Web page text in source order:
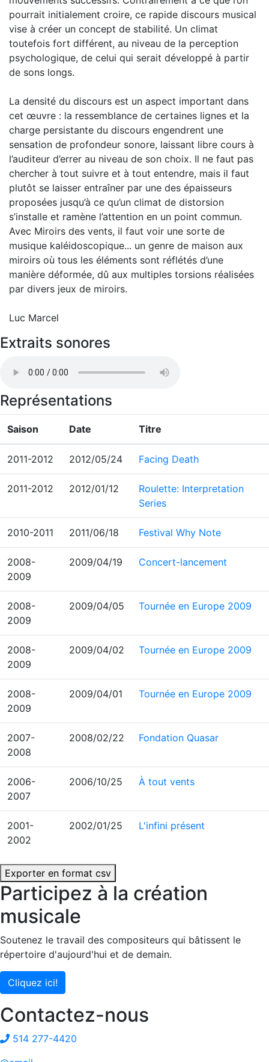
pourrait initialement croire, ce rapide discours musical
vise à créer un concept de stabilité. Un climat
toutefois fort différent, au niveau de la perception
psychologique, de celui qui serait développé à partir
de sons longs.
La densité du discours est un aspect important dans
cet œuvre : la ressemblance de certaines lignes et la
charge persistante du discours engendrent une
sensation de profondeur sonore, laissant libre cours à
l’auditeur d’errer au niveau de son choix. Il ne faut pas
chercher à tout suivre et à tout entendre, mais il faut
plutôt se laisser entraîner par une des épaisseurs
proposées jusqu’à ce qu’un climat de distorsion
s’installe et ramène l’attention en un point commun.
Avec Miroirs des vents, il faut voir une sorte de
musique kaléidoscopique... un genre de maison aux
miroirs où tous les éléments sont réflétés d’une
manière déformée, dû aux multiples torsions réalisées
par divers jeux de miroirs.
Luc Marcel
Extraits sonores
Représentations
Saison Date Titre
2011-2012 2012/05/24 Facing Death
2011-2012 2012/01/12
Roulette: Interpretation
Series
2010-2011 2011/06/18 Festival Why Note
2008-
2009
2009/04/19 Concert-lancement
2008-
2009
2009/04/05 Tournée en Europe 2009
2008-
2009
2009/04/02 Tournée en Europe 2009
2008-
2009
2009/04/01 Tournée en Europe 2009
2007-
2008
2008/02/22 Fondation Quasar
2006-
2007
2006/10/25 À tout vents
2001-
2002
2002/01/25 L'infini présent
Exporter en format csv
Participez à la création
musicale
Soutenez le travail des compositeurs qui bâtissent le
répertoire d'aujourd'hui et de demain.
Cliquez ici!
Contactez-nous
514 277-4420